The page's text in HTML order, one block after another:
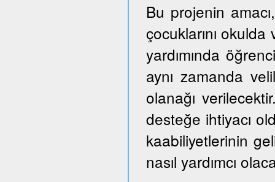
Bu projenin
çocuklarını
yardımında
aynı zamanda
olanağı
desteğe ihtiyacı
kaabiliyetlerinin
nasıl yardımcı